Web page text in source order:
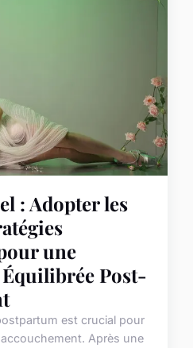
: Adopter les
une
Post-
est crucial pour
Après une